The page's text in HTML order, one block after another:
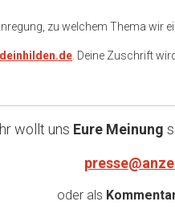
zu welchem Thema wir
. Deine Zuschrift
wollt uns Eure Meinung
oder als